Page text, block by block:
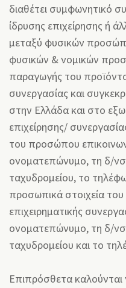
διαθέτει συμφωνητικό
ίδρυσης επιχείρησης ή
μεταξύ φυσικών
φυσικών & νομικών
παραγωγής του
συνεργασίας και
στην Ελλάδα και στο
επιχείρησης/
του προσώπου
ονοματεπώνυμο, τη δ/
ταχυδρομείου, το
προσωπικά στοιχεία
επιχειρηματικής
ονοματεπώνυμο, τη δ/
ταχυδρομείου και το
Επιπρόσθετα